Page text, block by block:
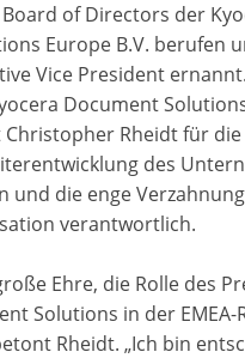
of Directors der
Europe B.V. berufen
Vice President
Document
Christopher Rheidt für die
des
und die enge
verantwortlich.
Ehre, die Rolle des
Solutions in der EMEA-
Rheidt. „Ich bin